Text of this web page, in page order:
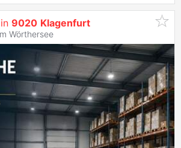
9020 Klagenfurt
Wörthersee